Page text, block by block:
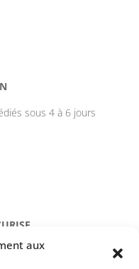
aux
sous 4 à 6 jours
par carte